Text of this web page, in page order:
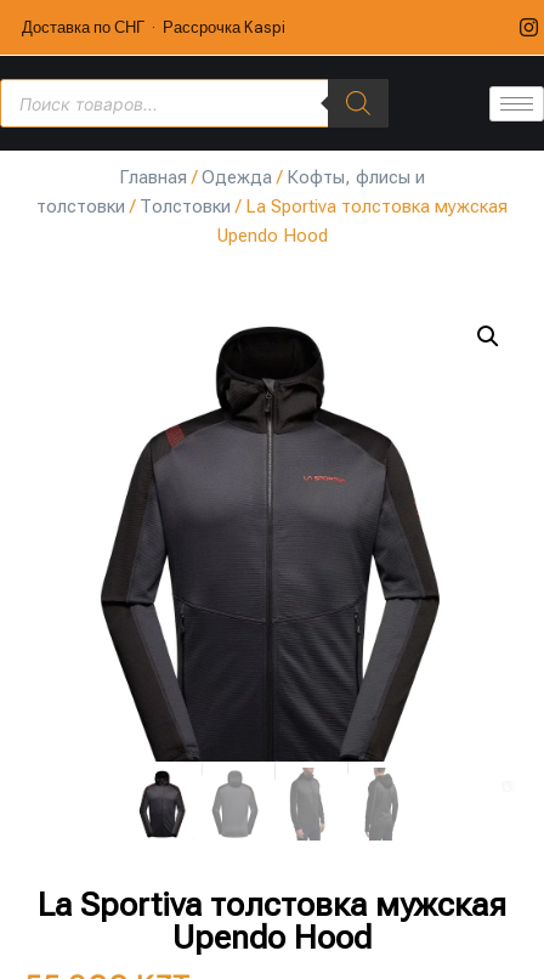
Доставка по СНГ · Рассрочка Kaspi
Главная /Одежда/ Кофты, флисы и
толстовки / Толстовки / La Sportiva толстовка мужская
Upendo Hood
La Sportiva толстовка мужская
Upendo Hood